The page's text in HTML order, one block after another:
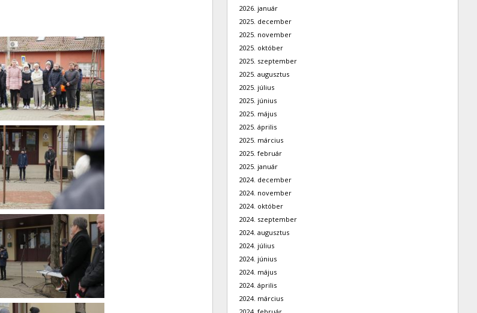
2026. január
2025. december
2025. november
2025. október
2025. szeptember
2025. augusztus
2025. július
2025. június
2025. május
2025. április
2025. március
2025. február
2025. január
2024. december
2024. november
2024. október
2024. szeptember
2024. augusztus
2024. július
2024. június
2024. május
2024. április
2024. március